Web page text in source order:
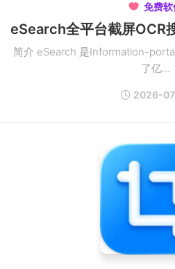
 免费软
简介 eSearch 是Information-
了亿...
2026-